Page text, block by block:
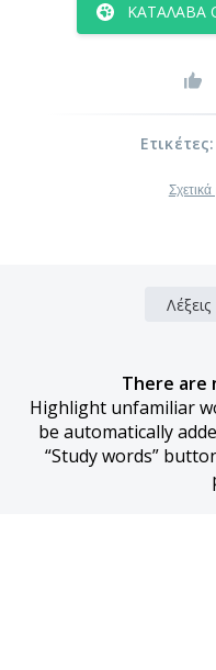
ΚΑΤΆΛΑΒΑ
Ετικέτες:
Λέξεις
There are
Highlight unfamiliar
be automatically
“Study words”